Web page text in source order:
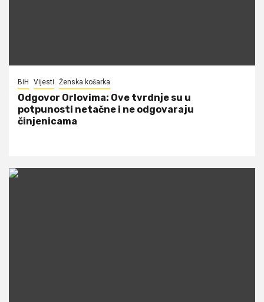
BiH Vijesti Ženska košarka
Odgovor Orlovima: ​Ove tvrdnje su u
potpunosti netačne i ne odgovaraju
činjenicama